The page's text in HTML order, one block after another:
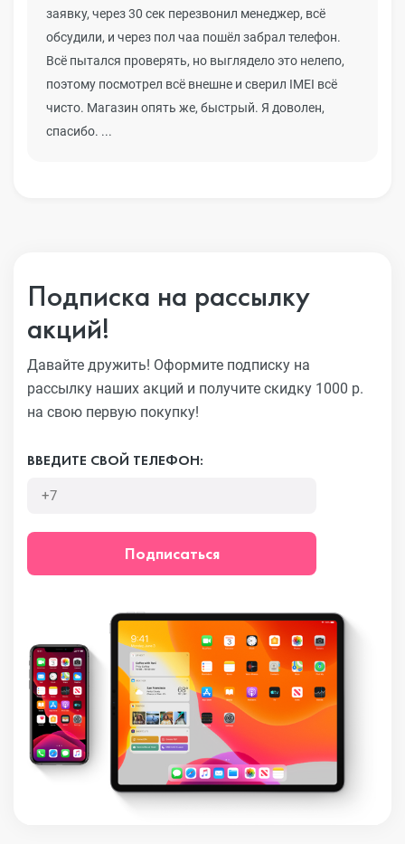
заявку, через 30 сек перезвонил менеджер, всё
обсудили, и через пол чаа пошёл забрал телефон.
Всё пытался проверять, но выглядело это нелепо,
поэтому посмотрел всё внешне и сверил IMEI всё
чисто. Магазин опять же, быстрый. Я доволен,
спасибо. ...
Подписка на рассылку
акций!
Давайте дружить! Оформите подписку на
рассылку наших акций и получите скидку 1000 р.
на свою первую покупку!
ВВЕДИТЕ СВОЙ ТЕЛЕФОН:
Подписаться